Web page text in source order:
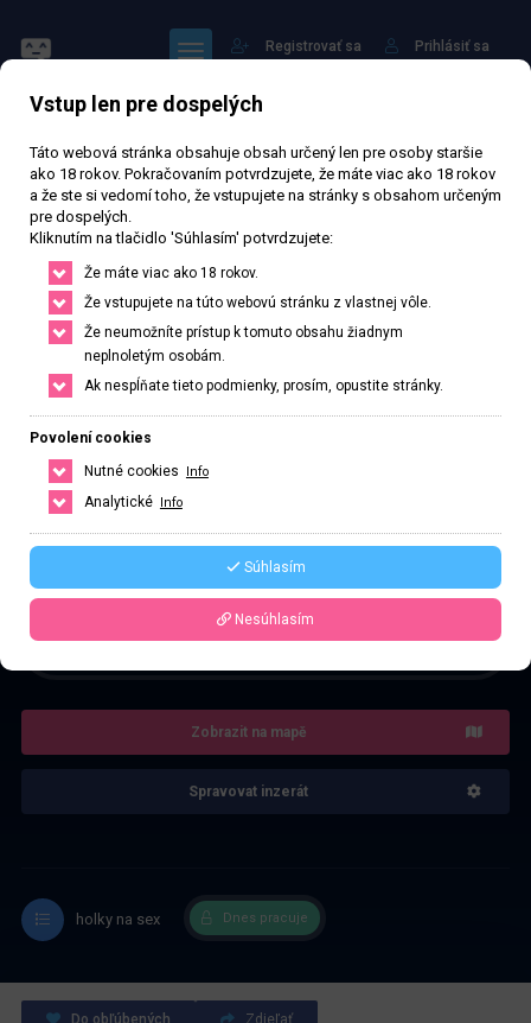
Prihlásiť sa
Registrovať sa
Chole
Právě otevřeno· Zavírá v 24
76 310 zhlédnutí Ověřený inzerát
Liberec, Liberecký kraj, Česká republika
+420 774658488
Řekněte že voláte z webu www.privatzone.com
4.0 Recenze: 1
Zobrazit na mapě
Spravovat inzerát
holky na sex Dnes pracuje
Do obľúbených Zdieľať
Vstup len pre dospelých
Táto webová stránka obsahuje obsah určený len pre osoby staršie
ako 18 rokov. Pokračovaním potvrdzujete, že máte viac ako 18 rokov
a že ste si vedomí toho, že vstupujete na stránky s obsahom určeným
pre dospelých.
Kliknutím na tlačidlo 'Súhlasím' potvrdzujete:
Že máte viac ako 18 rokov.
Že vstupujete na túto webovú stránku z vlastnej vôle.
Že neumožníte prístup k tomuto obsahu žiadnym
neplnoletým osobám.
Ak nespĺňate tieto podmienky, prosím, opustite stránky.
Povolení cookies
Nutné cookies
Info
Analytické Info
Súhlasím
Nesúhlasím